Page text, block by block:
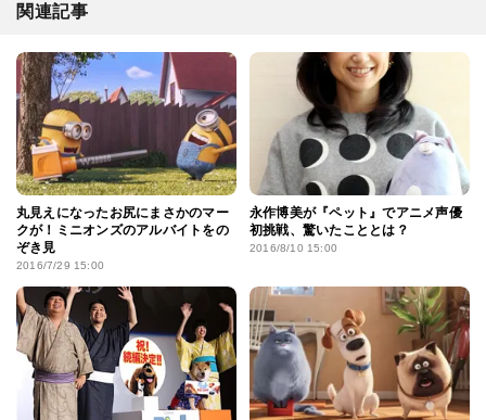
関連記事
丸見えになったお尻にまさかのマー
クが！ミニオンズのアルバイトをの
ぞき見
2016/7/29 15:00
永作博美が『ペット』でアニメ声優
初挑戦、驚いたこととは？
2016/8/10 15:00